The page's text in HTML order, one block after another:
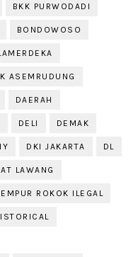
BKK PURWODADI
BONDOWOSO
ASEMRUDUNG
DAERAH
DELI DEMAK
DKI JAKARTA DL
LAWANG
ROKOK ILEGAL